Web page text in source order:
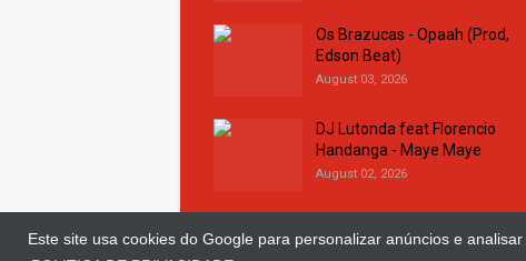
Este site usa cookies do Google para personalizar anúncios e
Os Brazucas - Opaah (Prod,
Edson Beat)
August 03, 2026
DJ Lutonda feat Florencio
Handanga - Maye Maye
August 02, 2026
© Copyright 2018 and 2025Clenio Muziik |